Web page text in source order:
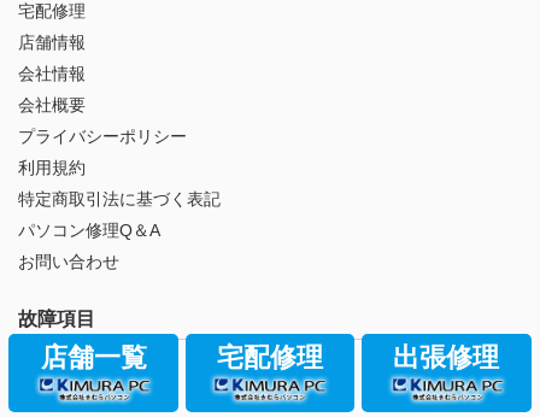
宅配修理
店舗情報
会社情報
会社概要
プライバシーポリシー
利用規約
特定商取引法に基づく表記
パソコン修理Q＆A
お問い合わせ
故障項目
液晶が割れた
液晶が映らない
店舗一覧 宅配修理 出張修理